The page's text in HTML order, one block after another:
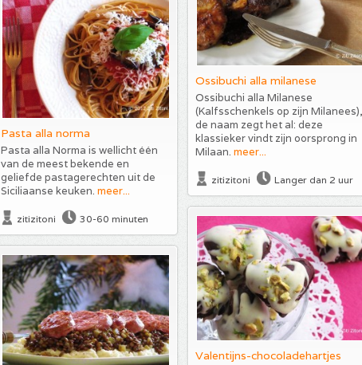
Ossibuchi alla milanese
Ossibuchi alla Milanese
(Kalfsschenkels op zijn Milanees),
de naam zegt het al: deze
klassieker vindt zijn oorsprong in
Milaan. meer...
zitizitoni Langer dan 2 uur
Pasta alla norma
Pasta alla Norma is wellicht één
van de meest bekende en
geliefde pastagerechten uit de
Siciliaanse keuken. meer...
zitizitoni 30-60 minuten
Valentijns-chocoladehartjes